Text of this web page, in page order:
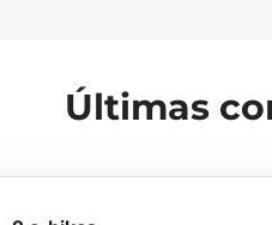
Últimas